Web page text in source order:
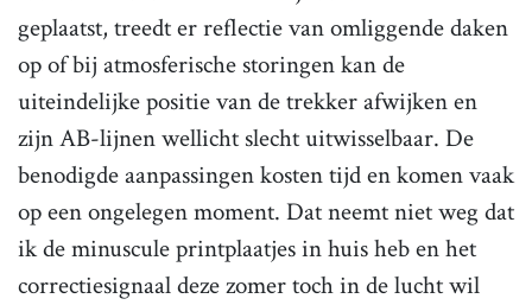
geplaatst, treedt er reflectie van omliggende daken
op of bij atmosferische storingen kan de
uiteindelijke positie van de trekker afwijken en
zijn AB-lijnen wellicht slecht uitwisselbaar. De
benodigde aanpassingen kosten tijd en komen vaak
op een ongelegen moment. Dat neemt niet weg dat
ik de minuscule printplaatjes in huis heb en het
correctiesignaal deze zomer toch in de lucht wil